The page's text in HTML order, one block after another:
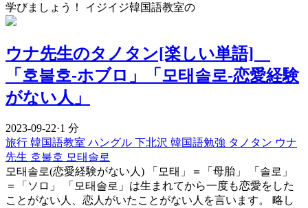
学びましょう！ イジイジ韓国語教室の
ウナ先生のタノタン[楽しい単語]
「호불호-ホブロ」「모태솔로-恋愛経験
がない人」
2023-09-22·1 分
旅行 韓国語教室 ハングル 下北沢 韓国語勉強 タノタン ウナ
先生 호불호 모태솔로
모태솔로(恋愛経験がない人) 「모태」＝「母胎」 「솔로」
＝「ソロ」 「모태솔로」は生まれてから一度も恋愛をした
ことがない人、恋人がいたことがない人を言います。 略し